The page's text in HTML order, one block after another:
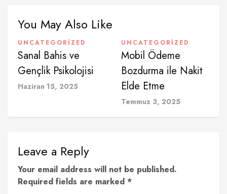
You May Also Like
UNCATEGORIZED
Sanal Bahis ve
Gençlik Psikolojisi
Haziran 15, 2025
UNCATEGORIZED
Mobil Ödeme
Bozdurma ile Nakit
Elde Etme
Temmuz 3, 2025
Leave a Reply
Your email address will not be published.
Required fields are marked *